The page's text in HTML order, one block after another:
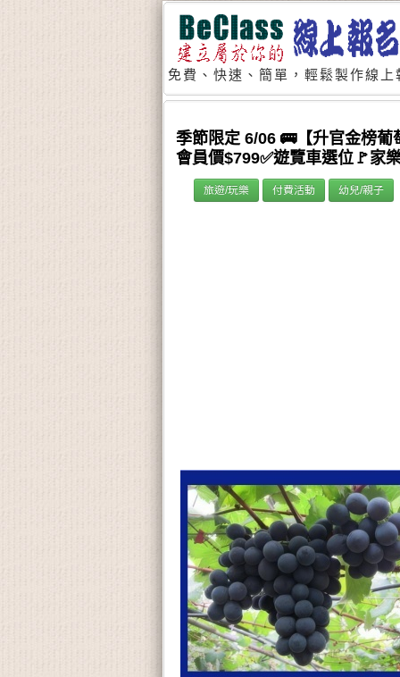
免費、快速、簡單，輕鬆製作線
季節限定 6/06 🚌【升官金榜
會員價$799✅遊覽車選位🚩家
旅遊/玩樂 付費活動 幼兒/親子